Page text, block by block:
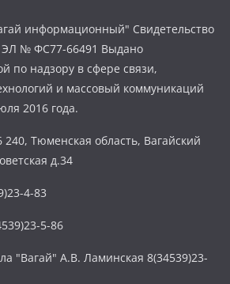
информационный" Свидетельство
№ ФС77-66491 Выдано
по надзору в сфере связи,
и массовый коммуникаций
2016 года.
Тюменская область, Вагайский
д.34
4-83
5-86
"Вагай" А.В. Ламинская 8(34539)23-